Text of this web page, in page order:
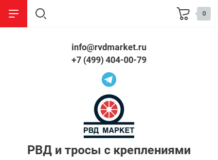
info@rvdmarket.ru
+7 (499) 404-00-79
РВД и тросы с креплениями
0